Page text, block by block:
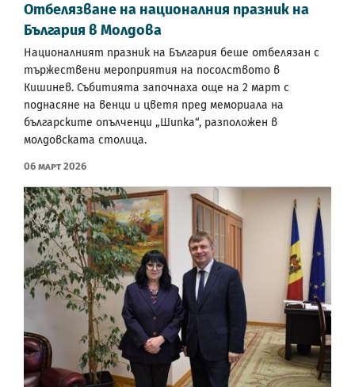
Отбелязване на националния празник на
България в Молдова
Националният празник на България беше отбелязан с
тържествени мероприятия на посолството в
Кишинев. Събитията започнаха още на 2 март с
поднасяне на венци и цветя пред мемориала на
българските опълченци „Шипка“, разположен в
молдовската столица.
06 Март 2026